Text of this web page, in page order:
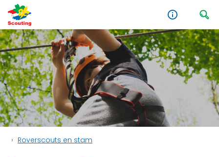
Roverscouts en stam